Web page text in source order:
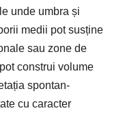
unde umbra și
medii pot susține
sau zone de
construi volume
spontan-
cu caracter